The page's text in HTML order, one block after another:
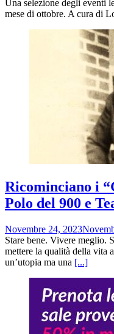
Una selezione degli eventi
mese di ottobre. A cura di
Ricominciano i
Polo del 900 e
Novembre 24, 2023
Stare bene. Vivere meglio.
mettere la qualità della vita
un’utopia ma una [...]